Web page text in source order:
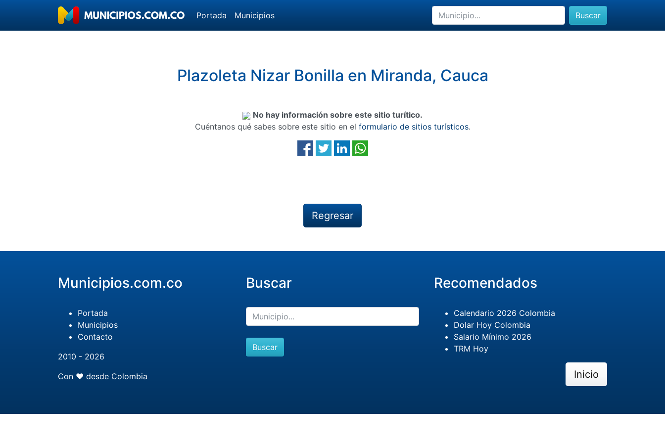
Portada Municipios Buscar
Plazoleta Nizar Bonilla en Miranda, Cauca
No hay información sobre este sitio turítico.
Cuéntanos qué sabes sobre este sitio en el formulario de sitios turísticos.
Regresar
Municipios.com.co
Portada
Municipios
Contacto
2010 - 2026
Con ❤️ desde Colombia
Buscar
Buscar
Recomendados
Calendario 2026 Colombia
Dolar Hoy Colombia
Salario Mínimo 2026
TRM Hoy
Inicio